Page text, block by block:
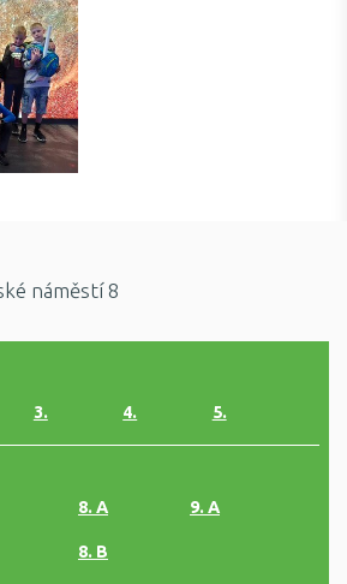
náměstí 8
3. 4. 5.
8. A
8. B
9. A